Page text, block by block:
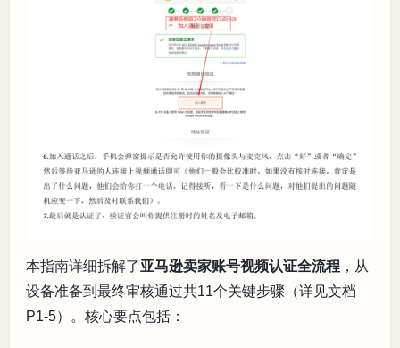
本指南详细拆解了亚马逊卖家账号视频认证全流程 ，从
设备准备到最终审核通过共11个关键步骤（详见文档
P1-5）。核心要点包括：